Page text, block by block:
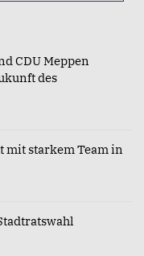
CDU Meppen
des
mit starkem Team in